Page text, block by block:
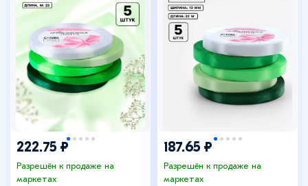
222.75 ₽
Разрешён к продаже на
маркетах
187.65 ₽
Разрешён к продаже на
маркетах